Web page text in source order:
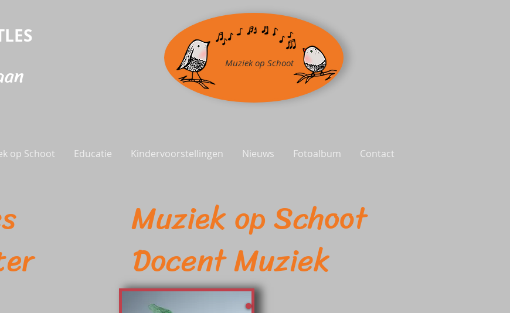
Muziek op Schoot
op Schoot Educatie Kindervoorstellingen Nieuws Fotoalbum Contact
Muziek op Schoot
Docent Muziek